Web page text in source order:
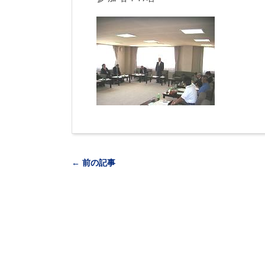
← 前の記事